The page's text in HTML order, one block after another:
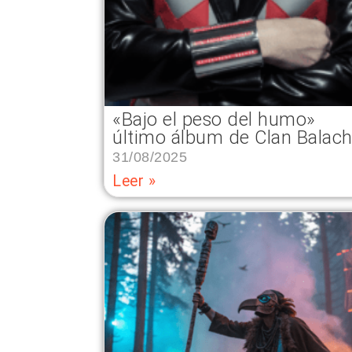
«Bajo el peso del humo»
último álbum de Clan
31/08/2025
Leer »